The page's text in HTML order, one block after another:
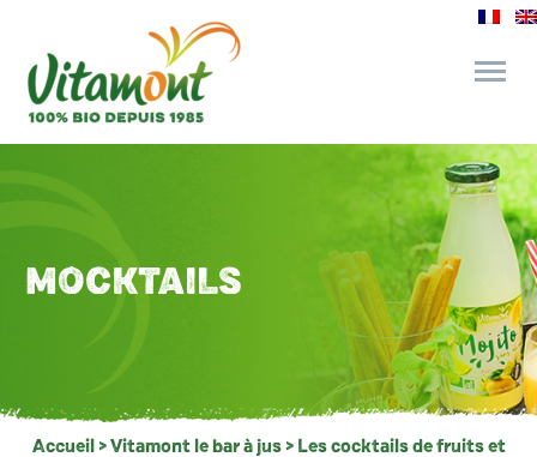
MOCKTAILS
Accueil >Vitamont le bar à jus> Les cocktails de fruits et